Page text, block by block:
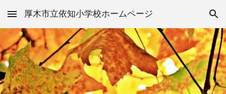
Skip to main content Skip to navigation
厚木市立依知小学校ホームページ